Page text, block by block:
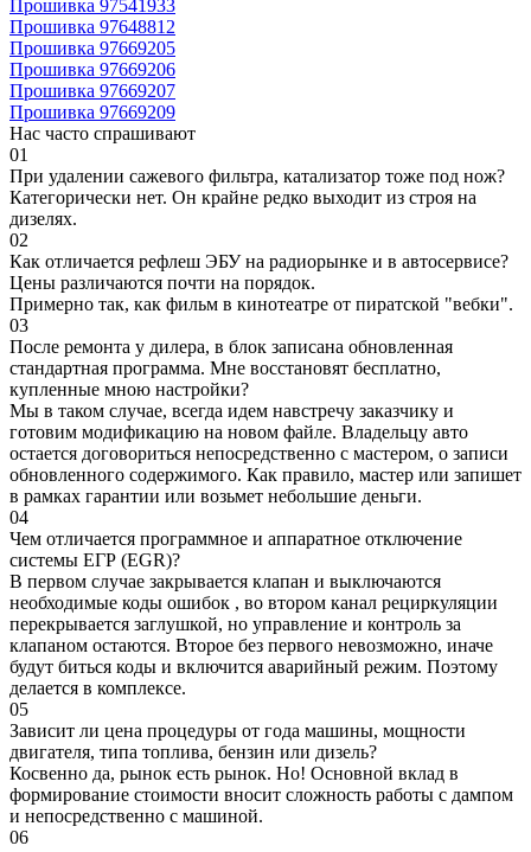
Прошивка 97541933
Прошивка 97648812
Прошивка 97669205
Прошивка 97669206
Прошивка 97669207
Прошивка 97669209
Нас часто спрашивают
01
При удалении сажевого фильтра, катализатор тоже под нож?
Категорически нет. Он крайне редко выходит из строя на
дизелях.
02
Как отличается рефлеш ЭБУ на радиорынке и в автосервисе?
Цены различаются почти на порядок.
Примерно так, как фильм в кинотеатре от пиратской "вебки".
03
После ремонта у дилера, в блок записана обновленная
стандартная программа. Мне восстановят бесплатно,
купленные мною настройки?
Мы в таком случае, всегда идем навстречу заказчику и
готовим модификацию на новом файле. Владельцу авто
остается договориться непосредственно с мастером, о записи
обновленного содержимого. Как правило, мастер или запишет
в рамках гарантии или возьмет небольшие деньги.
04
Чем отличается программное и аппаратное отключение
системы ЕГР (EGR)?
В первом случае закрывается клапан и выключаются
необходимые коды ошибок , во втором канал рециркуляции
перекрывается заглушкой, но управление и контроль за
клапаном остаются. Второе без первого невозможно, иначе
будут биться коды и включится аварийный режим. Поэтому
делается в комплексе.
05
Зависит ли цена процедуры от года машины, мощности
двигателя, типа топлива, бензин или дизель?
Косвенно да, рынок есть рынок. Но! Основной вклад в
формирование стоимости вносит сложность работы с дампом
и непосредственно с машиной.
06